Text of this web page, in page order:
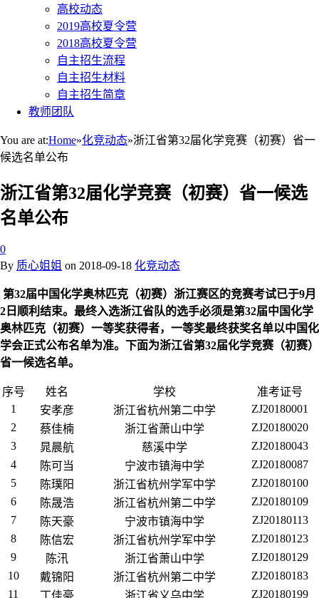
高校动态
2019高校夏令营
2018高校夏令营
自主招生流程
自主招生材料
自主招生简章
教师团队
You are at:Home»化竞动态»浙江省第32届化学竞赛（初赛）省一
候选名单公布
浙江省第32届化学竞赛（初赛）省一候选
名单公布
0
By 质心姐姐 on 2018-09-18 化竞动态
第32届中国化学奥林匹克（初赛）浙江赛区的竞赛考试已于9月
2日顺利结束。最终入选浙江省队的选手必须是第32届中国化学
奥林匹克（初赛）一等奖获得者，一等奖最终获奖名单以中国化
学会正式公布名单为准。下面为浙江省第32届化学竞赛（初赛）
省一候选名单。
序号 姓名 学校
准考证号
1
安孝彦 浙江省杭州第二中学
ZJ20180001
2
蔡佳楠 浙江省萧山中学
ZJ20180020
3
晁晨航 慈溪中学
ZJ20180043
4
陈可当 宁波市镇海中学
ZJ20180087
5
陈璞阳 浙江省杭州学军中学
ZJ20180100
6
陈晟浩 浙江省杭州第二中学
ZJ20180109
7
陈天豪 宁波市镇海中学
ZJ20180113
8
陈信宏 浙江省杭州学军中学
ZJ20180123
9
陈汛 浙江省萧山中学
ZJ20180129
10
戴锦阳 浙江省杭州第二中学
ZJ20180183
11
丁佳豪 浙江省义乌中学
ZJ20180199